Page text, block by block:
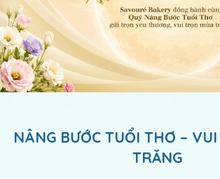
NÂNG BƯỚC TUỔI THƠ –
TRĂNG